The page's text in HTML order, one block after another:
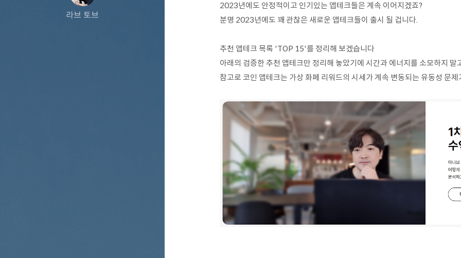
라브 토브
2023년에도 안정적이고 인기있는 앱테크들은 계속 이어지겠죠?
분명 2023년에도 꽤 관찮은 새로운 앱테크들이 출시 될 겁니다.
추천 앱테크 목록 'TOP 15'를 정리해 보겠습니다
아래의 검증한 추천 앱테크만 정리해 놓았기에 시간과 에너지를 소모하지
참고로 코인 앱테크는 가상 화페 리워드의 시세가 계속 변동되는 유동성 문